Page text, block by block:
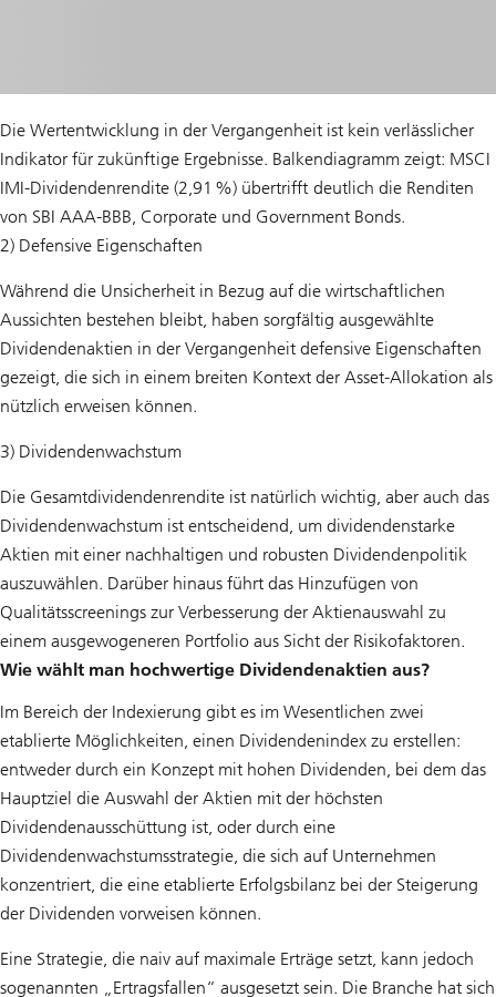
Die Wertentwicklung in der Vergangenheit ist kein verlässlicher
Indikator für zukünftige Ergebnisse. Balkendiagramm zeigt: MSCI
IMI-Dividendenrendite (2,91 %) übertrifft deutlich die Renditen
von SBI AAA-BBB, Corporate und Government Bonds.
2) Defensive Eigenschaften
Während die Unsicherheit in Bezug auf die wirtschaftlichen
Aussichten bestehen bleibt, haben sorgfältig ausgewählte
Dividendenaktien in der Vergangenheit defensive Eigenschaften
gezeigt, die sich in einem breiten Kontext der Asset-Allokation als
nützlich erweisen können.
3) Dividendenwachstum
Die Gesamtdividendenrendite ist natürlich wichtig, aber auch das
Dividendenwachstum ist entscheidend, um dividendenstarke
Aktien mit einer nachhaltigen und robusten Dividendenpolitik
auszuwählen. Darüber hinaus führt das Hinzufügen von
Qualitätsscreenings zur Verbesserung der Aktienauswahl zu
einem ausgewogeneren Portfolio aus Sicht der Risikofaktoren.
Wie wählt man hochwertige Dividendenaktien aus?
Im Bereich der Indexierung gibt es im Wesentlichen zwei
etablierte Möglichkeiten, einen Dividendenindex zu erstellen:
entweder durch ein Konzept mit hohen Dividenden, bei dem das
Hauptziel die Auswahl der Aktien mit der höchsten
Dividendenausschüttung ist, oder durch eine
Dividendenwachstumsstrategie, die sich auf Unternehmen
konzentriert, die eine etablierte Erfolgsbilanz bei der Steigerung
der Dividenden vorweisen können.
Eine Strategie, die naiv auf maximale Erträge setzt, kann jedoch
sogenannten „Ertragsfallen“ ausgesetzt sein. Die Branche hat sich